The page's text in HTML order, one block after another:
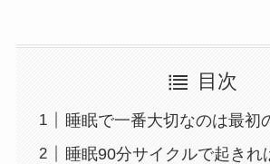
目次
睡眠で一番大切なのは最初
睡眠90分サイクルで起きれ